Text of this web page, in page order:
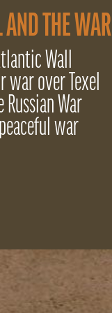
AND THE WAR
Wall
war over Texel
Russian War
war